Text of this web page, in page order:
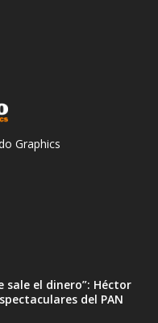
Graphics
sale el dinero”: Héctor
del PAN